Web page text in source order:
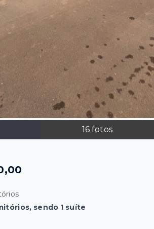
16 fotos
sendo 1 suíte